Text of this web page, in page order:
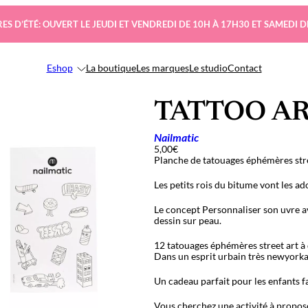
D’ÉTÉ: OUVERT LE JEUDI ET VENDREDI DE 10H À 17H30 ET SAMEDI
Eshop La boutiqueLes marquesLe studioContact
TATTOO
Nailmatic
5,00€
Planche de tatouages éphémères
Les petits rois du bitume vont les
Le concept Personnaliser son uvre
dessin sur peau.
12 tatouageséphémères street art
Dans un esprit urbain très
Un cadeau parfait pour les enfants
Vous cherchez une activité à